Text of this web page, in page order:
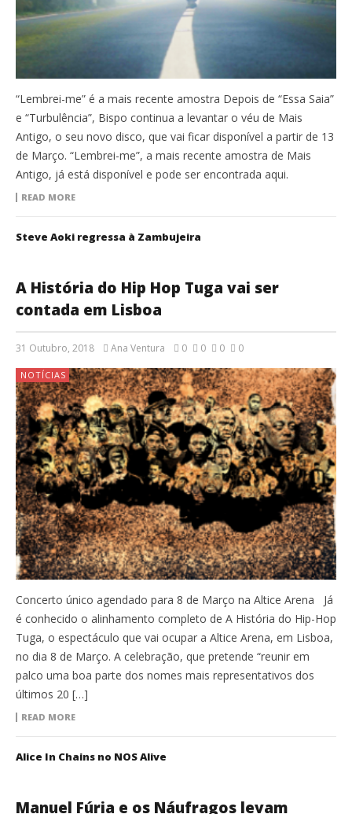
“Lembrei-me” é a mais recente amostra Depois de “Essa Saia”
e “Turbulência”, Bispo continua a levantar o véu de Mais
Antigo, o seu novo disco, que vai ficar disponível a partir de 13
de Março. “Lembrei-me”, a mais recente amostra de Mais
Antigo, já está disponível e pode ser encontrada aqui.
READ MORE
Steve Aoki regressa à Zambujeira
A História do Hip Hop Tuga vai ser
contada em Lisboa
31 Outubro, 2018 Ana Ventura 0 0 0 0
NOTÍCIAS
Concerto único agendado para 8 de Março na Altice Arena Já
é conhecido o alinhamento completo de A História do Hip-Hop
Tuga, o espectáculo que vai ocupar a Altice Arena, em Lisboa,
no dia 8 de Março. A celebração, que pretende “reunir em
palco uma boa parte dos nomes mais representativos dos
últimos 20 […]
READ MORE
Alice In Chains no NOS Alive
Manuel Fúria e os Náufragos levam